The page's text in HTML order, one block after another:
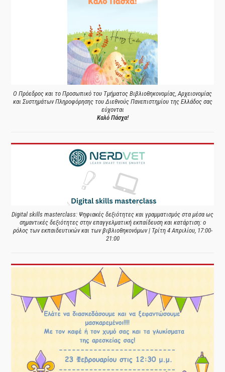
Ο Πρόεδρος και το Προσωπικό του Τμήματος Βιβλιοθηκονομίας, Αρχειονομίας
και Συστημάτων Πληροφόρησης του Διεθνούς Πανεπιστημίου της Ελλάδος σας
εύχονται
Καλό Πάσχα!
Digital skills masterclass: Ψηφιακές δεξιότητες και γραμματισμός στα μέσα ως
σημαντικές δεξιότητες στην επαγγελματική εκπαίδευση και κατάρτιση: ο
ρόλος των εκπαιδευτικών και των βιβλιοθηκονόμων | Τρίτη 4 Απριλίου, 17:00-
21:00